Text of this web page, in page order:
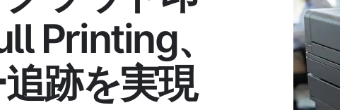
Printing、
跡を実現